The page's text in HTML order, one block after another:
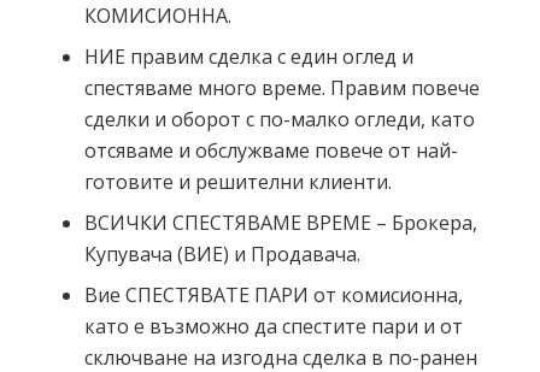
КОМИСИОННА.
НИЕ правим сделка с един оглед и
спестяваме много време. Правим повече
сделки и оборот с по-малко огледи, като
отсяваме и обслужваме повече от най-
готовите и решителни клиенти.
ВСИЧКИ СПЕСТЯВАМЕ ВРЕМЕ – Брокера,
Купувача (ВИЕ) и Продавача.
Вие СПЕСТЯВАТЕ ПАРИ от комисионна,
като е възможно да спестите пари и от
сключване на изгодна сделка в по-ранен